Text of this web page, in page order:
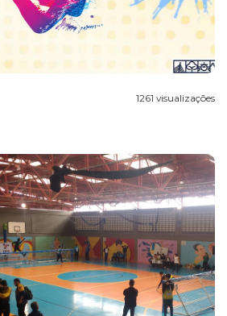
1261 visualizações